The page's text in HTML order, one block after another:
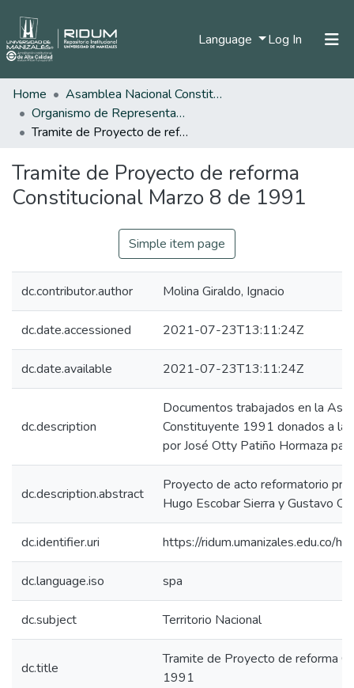
Language Log In (current)
Statistics
Home
Asamblea Nacional Constituyente
Organismo de Representantes Constituyente
Tramite de Proyecto de reforma Constitucional Marzo 8 de 1991
Tramite de Proyecto de reforma
Constitucional Marzo 8 de 1991
Simple item page
dc.contributor.author Molina Giraldo, Ignacio
dc.date.accessioned 2021-07-23T13:11:24Z
dc.date.available 2021-07-23T13:11:24Z
dc.description
Documentos trabajados en la
Constituyente 1991 donados a la
por José Otty Patiño Hormaza
dc.description.abstract
Proyecto de acto reformatorio
Hugo Escobar Sierra y Gustavo
dc.identifier.uri https://ridum.umanizales.edu.co/
dc.language.iso spa
dc.subject Territorio Nacional
dc.title
Tramite de Proyecto de reforma
1991